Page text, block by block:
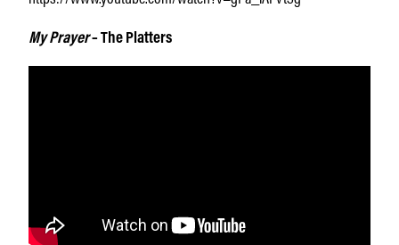
My Prayer– The Platters